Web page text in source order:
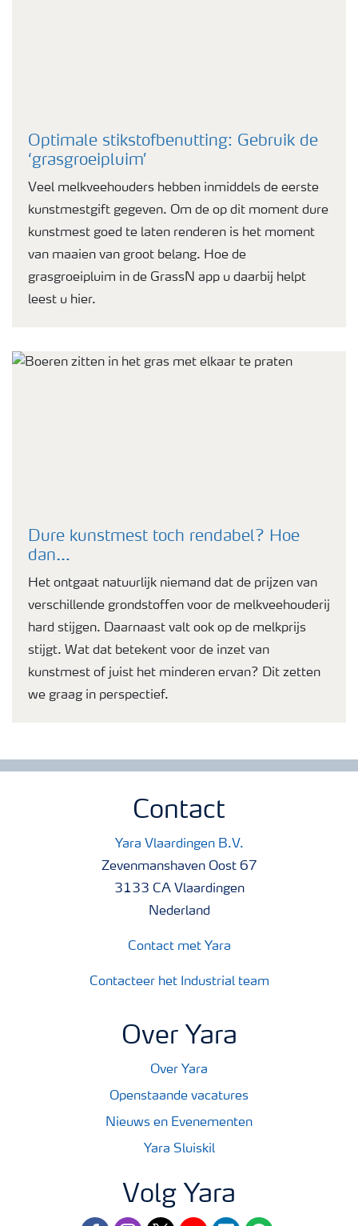
Optimale stikstofbenutting: Gebruik de
‘grasgroeipluim’
Veel melkveehouders hebben inmiddels de eerste
kunstmestgift gegeven. Om de op dit moment dure
kunstmest goed te laten renderen is het moment
van maaien van groot belang. Hoe de
grasgroeipluim in de GrassN app u daarbij helpt
leest u hier.
Dure kunstmest toch rendabel? Hoe
dan…
Het ontgaat natuurlijk niemand dat de prijzen van
verschillende grondstoffen voor de melkveehouderij
hard stijgen. Daarnaast valt ook op de melkprijs
stijgt. Wat dat betekent voor de inzet van
kunstmest of juist het minderen ervan? Dit zetten
we graag in perspectief.
Contact
Yara Vlaardingen B.V.
Zevenmanshaven Oost 67
3133 CA Vlaardingen
Nederland
Contact met Yara
Contacteer het Industrial team
Over Yara
Over Yara
Openstaande vacatures
Nieuws en Evenementen
Yara Sluiskil
Volg Yara